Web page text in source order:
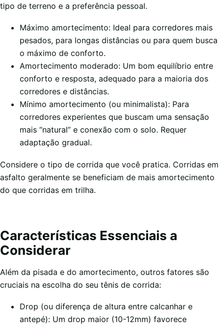
tipo de terreno e a preferência pessoal.
Máximo amortecimento: Ideal para corredores mais
pesados, para longas distâncias ou para quem busca
o máximo de conforto.
Amortecimento moderado: Um bom equilíbrio entre
conforto e resposta, adequado para a maioria dos
corredores e distâncias.
Mínimo amortecimento (ou minimalista): Para
corredores experientes que buscam uma sensação
mais “natural” e conexão com o solo. Requer
adaptação gradual.
Considere o tipo de corrida que você pratica. Corridas em
asfalto geralmente se beneficiam de mais amortecimento
do que corridas em trilha.
Características Essenciais a
Considerar
Além da pisada e do amortecimento, outros fatores são
cruciais na escolha do seu tênis de corrida:
Drop (ou diferença de altura entre calcanhar e
antepé): Um drop maior (10-12mm) favorece